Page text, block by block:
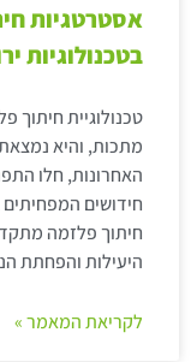
אסטרטגיות
בטכנולוגיות
טכנולוגיית חיתוך
מתכות, והיא
האחרונות, חלו
חידושים
חיתוך פלזמה
היעילות והפחתת
לקריאת המאמר »